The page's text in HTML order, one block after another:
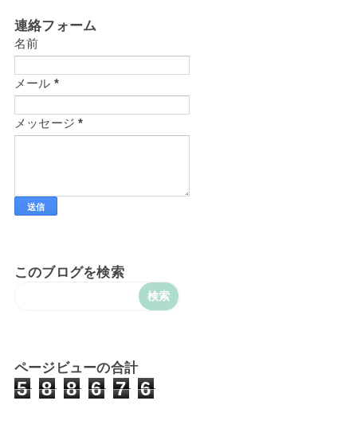
連絡フォーム
名前
メール *
メッセージ*
このブログを検索
ページビューの合計
5 8 8 6 7 6